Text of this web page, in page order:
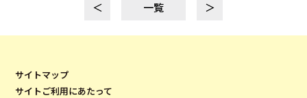
＜ 一覧 ＞
サイトマップ
サイトご利用にあたって